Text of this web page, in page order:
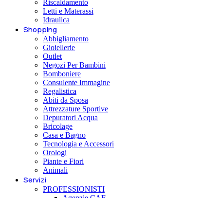
Riscaldamento
Letti e Materassi
Idraulica
Shopping
Abbigliamento
Gioiellerie
Outlet
Negozi Per Bambini
Bomboniere
Consulente Immagine
Regalistica
Abiti da Sposa
Attrezzature Sportive
Depuratori Acqua
Bricolage
Casa e Bagno
Tecnologia e Accessori
Orologi
Piante e Fiori
Animali
Servizi
PROFESSIONISTI